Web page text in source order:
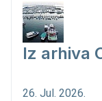
Iz arhiva
26. Jul. 2026.